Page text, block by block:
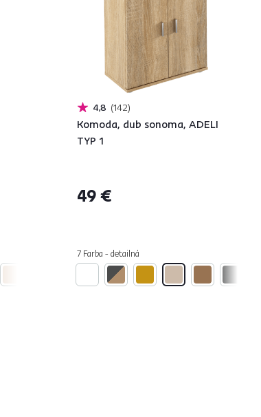
4,8 142
Komoda, dub sonoma, ADELI
TYP 1
49 €
7 Farba - detailná